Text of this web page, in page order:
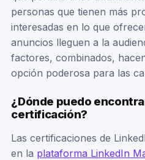
personas que tienen más
interesadas en lo que
anuncios lleguen a la
factores, combinados,
opción poderosa para las
¿Dónde puedo
certificación?
Las certificaciones de
en la plataforma LinkedIn